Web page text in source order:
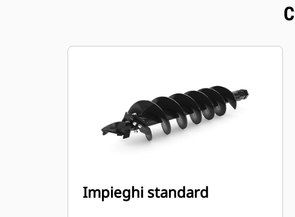
Impieghi standard